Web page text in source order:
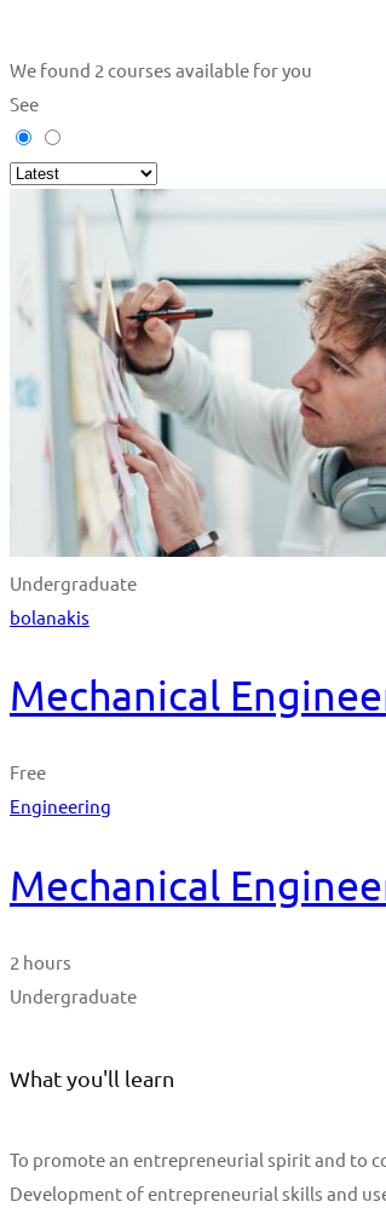
We found 2 courses available for you
See
Undergraduate
bolanakis
Mechanical
Free
Engineering
Mechanical
2 hours
Undergraduate
What you'll learn
To promote an entrepreneurial spirit and to
Development of entrepreneurial skills and